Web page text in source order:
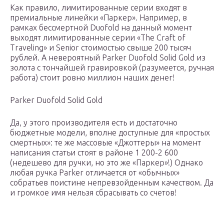
Как правило, лимитированные серии входят в
премиальные линейки «Паркер». Например, в
рамках бессмертной Duofold на данный момент
выходят лимитированные серии «The Craft of
Traveling» и Senior стоимостью свыше 200 тысяч
рублей. А невероятный Parker Duofold Solid Gold из
золота с тончайшей гравировкой (разумеется, ручная
работа) стоит ровно миллион наших денег!
Parker Duofold Solid Gold
Да, у этого производителя есть и достаточно
бюджетные модели, вполне доступные для «простых
смертных»: те же массовые «Джоттеры» на момент
написания статьи стоят в районе 1 200-2 600
(недешево для ручки, но это же «Паркер»!) Однако
любая ручка Parker отличается от «обычных»
собратьев поистине непревзойденным качеством. Да
и громкое имя нельзя сбрасывать со счетов!